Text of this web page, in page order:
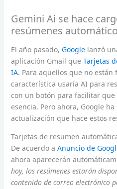
Gemini Ai se hace
resúmenes
El año pasado, Googlelanzó
aplicación Gmail que Tarjetas
IA. Para aquellos que no están
característica usaría AI para
con un botón para facilitar
esencia. Pero ahora, Google
actualización que hace estos
Tarjetas de resumen
De acuerdo a Anuncio de
ahora aparecerán
hoy, los resúmenes estarán
contenido de correo electrónico